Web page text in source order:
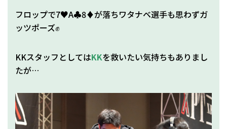
フロップで7♥A♣8♦が落ちワタナベ選手も思わずガ
ッツポーズ✊
KKスタッフとしてはKKを救いたい気持ちもありまし
たが…